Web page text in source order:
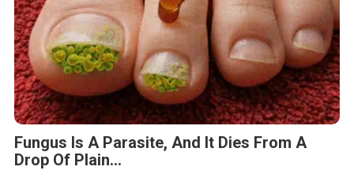
Fungus Is A Parasite, And It Dies From A
Drop Of Plain...